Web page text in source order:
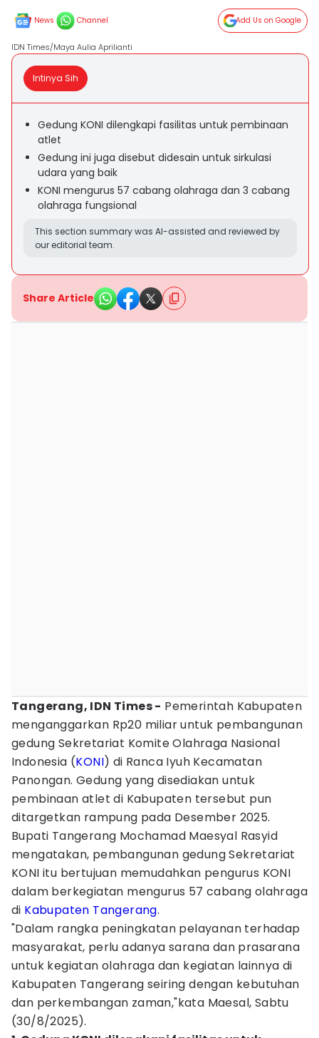
News Channel Add Us on Google
IDN Times/Maya Aulia Aprilianti
Intinya Sih
Gedung KONI dilengkapi fasilitas untuk pembinaan
atlet
Gedung ini juga disebut didesain untuk sirkulasi
udara yang baik
KONI mengurus 57 cabang olahraga dan 3 cabang
olahraga fungsional
This section summary was AI-assisted and reviewed by
our editorial team.
Share Article
Tangerang, IDN Times - Pemerintah Kabupaten
menganggarkan Rp20 miliar untuk pembangunan
gedung Sekretariat Komite Olahraga Nasional
Indonesia (KONI) di Ranca Iyuh Kecamatan
Panongan. Gedung yang disediakan untuk
pembinaan atlet di Kabupaten tersebut pun
ditargetkan rampung pada Desember 2025.
Bupati Tangerang Mochamad Maesyal Rasyid
mengatakan, pembangunan gedung Sekretariat
KONI itu bertujuan memudahkan pengurus KONI
dalam berkegiatan mengurus 57 cabang olahraga
di Kabupaten Tangerang.
"Dalam rangka peningkatan pelayanan terhadap
masyarakat, perlu adanya sarana dan prasarana
untuk kegiatan olahraga dan kegiatan lainnya di
Kabupaten Tangerang seiring dengan kebutuhan
dan perkembangan zaman,"kata Maesal, Sabtu
(30/8/2025).